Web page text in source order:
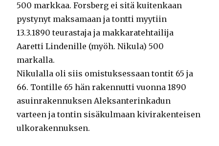
500 markkaa. Forsberg ei sitä kuitenkaan
pystynyt maksamaan ja tontti myytiin
13.3.1890 teurastaja ja makkaratehtailija
Aaretti Lindenille (myöh. Nikula) 500
markalla.
Nikulalla oli siis omistuksessaan tontit 65 ja
66. Tontille 65 hän rakennutti vuonna 1890
asuinrakennuksen Aleksanterinkadun
varteen ja tontin sisäkulmaan kivirakenteisen
ulkorakennuksen.